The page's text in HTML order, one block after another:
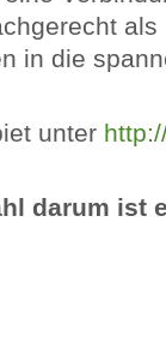
in die
unter
darum ist